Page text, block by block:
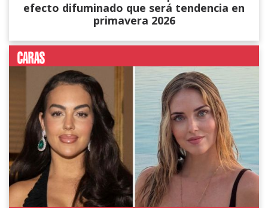
efecto difuminado que será tendencia en
primavera 2026